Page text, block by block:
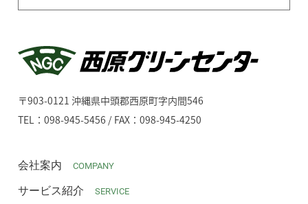
〒903-0121 沖縄県中頭郡西原町字内間546
TEL：098-945-5456 / FAX：098-945-4250
会社案内 COMPANY
サービス紹介 SERVICE